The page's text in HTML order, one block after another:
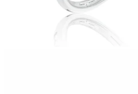
Twist Elegance
Zásnubné prstne z kolekcie Twist